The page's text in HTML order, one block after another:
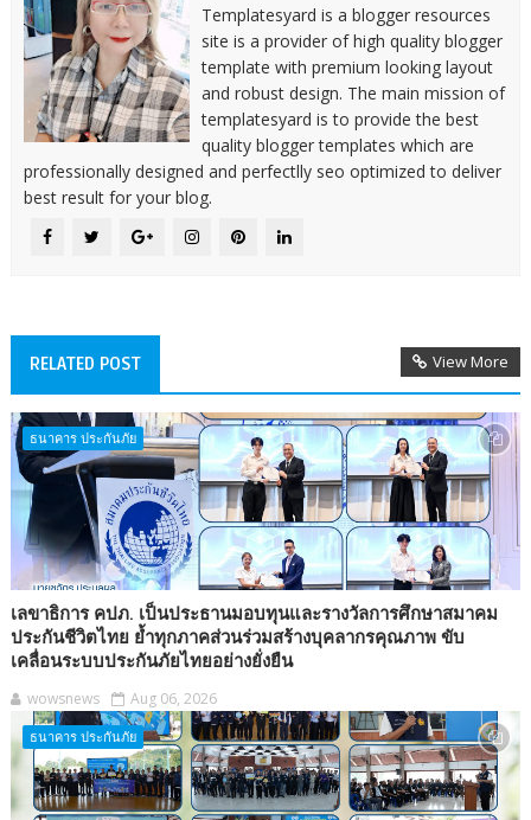
Templatesyard is a blogger resources
site is a provider of high quality blogger
template with premium looking layout
and robust design. The main mission of
templatesyard is to provide the best
quality blogger templates which are
professionally designed and perfectlly seo optimized to deliver
best result for your blog.
RELATED POST View More
ธนาคาร ประกันภัย
เลขาธิการ คปภ. เป็นประธานมอบทุนและรางวัลการศึกษาสมาคม
ประกันชีวิตไทย ย้ำทุกภาคส่วนร่วมสร้างบุคลากรคุณภาพ ขับ
เคลื่อนระบบประกันภัยไทยอย่างยั่งยืน
wowsnews Aug 06, 2026
ธนาคาร ประกันภัย